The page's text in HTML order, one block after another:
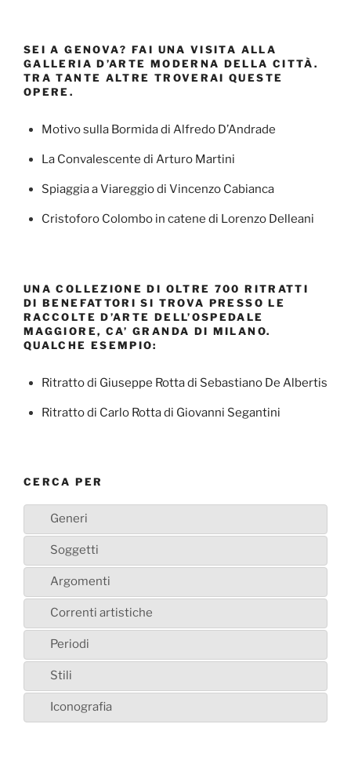
SEI A GENOVA? FAI UNA VISITA ALLA
GALLERIA D’ARTE MODERNA DELLA CITTÀ.
TRA TANTE ALTRE TROVERAI QUESTE
OPERE.
Motivo sulla Bormida di Alfredo D’Andrade
La Convalescente di Arturo Martini
Spiaggia a Viareggio di Vincenzo Cabianca
Cristoforo Colombo in catene di Lorenzo Delleani
UNA COLLEZIONE DI OLTRE 700 RITRATTI
DI BENEFATTORI SI TROVA PRESSO LE
RACCOLTE D’ARTE DELL’OSPEDALE
MAGGIORE, CA’ GRANDA DI MILANO.
QUALCHE ESEMPIO:
Ritratto di Giuseppe Rotta di Sebastiano De Albertis
Ritratto di Carlo Rotta di Giovanni Segantini
CERCA PER
Generi
Soggetti
Argomenti
Correnti artistiche
Periodi
Stili
Iconografia